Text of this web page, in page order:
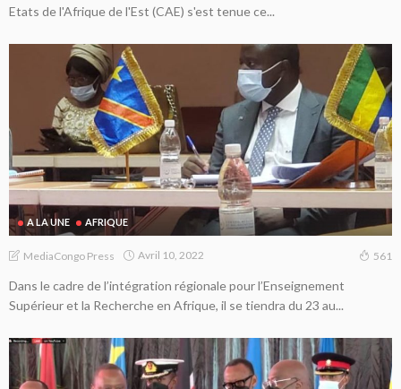
Etats de l'Afrique de l'Est (CAE) s'est tenue ce...
A LA UNE AFRIQUE
MediaCongo Press Avril 10, 2022 561
Dans le cadre de l’intégration régionale pour l’Enseignement
Supérieur et la Recherche en Afrique, il se tiendra du 23 au...